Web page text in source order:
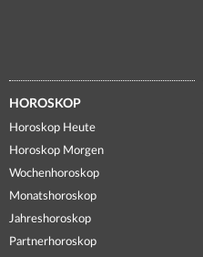
HOROSKOP
Horoskop Heute
Horoskop Morgen
Wochenhoroskop
Monatshoroskop
Jahreshoroskop
Partnerhoroskop